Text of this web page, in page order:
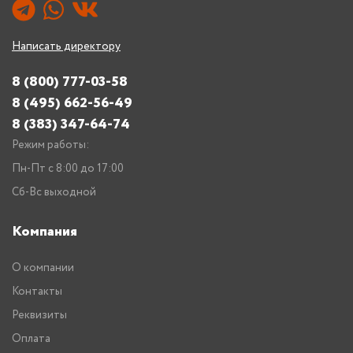
Написать директору
8 (800) 777-03-58
8 (495) 662-56-49
8 (383) 347-64-74
Режим работы:
Пн-Пт с 8:00 до 17:00
Сб-Вс выходной
Компания
О компании
Контакты
Реквизиты
Оплата